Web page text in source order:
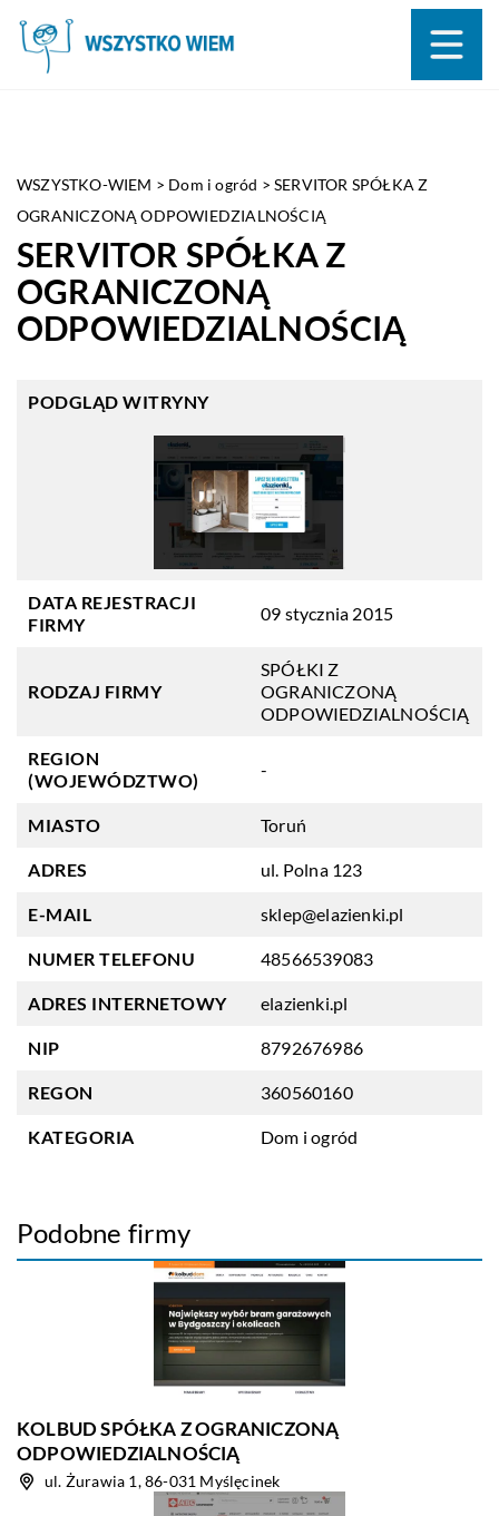
WSZYSTKO-WIEM > Dom i ogród >SERVITOR SPÓŁKA Z
OGRANICZONĄ ODPOWIEDZIALNOŚCIĄ
SERVITOR SPÓŁKA Z
OGRANICZONĄ
ODPOWIEDZIALNOŚCIĄ
PODGLĄD WITRYNY
DATA REJESTRACJI
FIRMY
09 stycznia 2015
RODZAJ FIRMY
SPÓŁKI Z
OGRANICZONĄ
ODPOWIEDZIALNOŚCIĄ
REGION
(WOJEWÓDZTWO)
-
MIASTO Toruń
ADRES ul. Polna 123
E-MAIL sklep@elazienki.pl
NUMER TELEFONU 48566539083
ADRES INTERNETOWY elazienki.pl
NIP 8792676986
REGON 360560160
KATEGORIA Dom i ogród
Podobne firmy
KOLBUD SPÓŁKA Z OGRANICZONĄ
ODPOWIEDZIALNOŚCIĄ
ul. Żurawia 1, 86-031 Myślęcinek